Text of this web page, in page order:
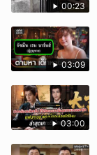
00:23
03:09
03:00